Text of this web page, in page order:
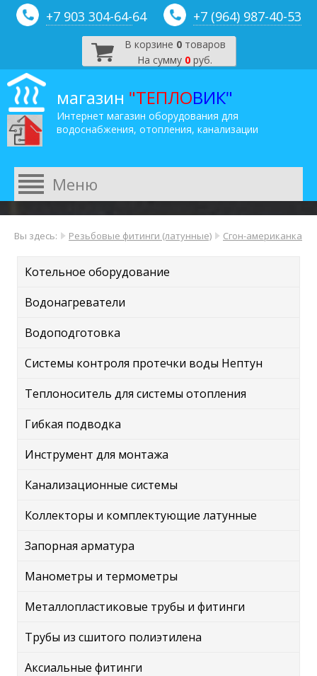
+7 903 304-64-64 +7 (964) 987-40-53
В корзине 0товаров
На сумму 0 руб.
магазин "ТЕПЛОВИК"
Интернет магазин оборудования для
водоснабжения, отопления, канализации
Вы здесь: Резьбовые фитинги (латунные) Сгон-американка
Котельное оборудование
Водонагреватели
Водоподготовка
Системы контроля протечки воды Нептун
Теплоноситель для системы отопления
Гибкая подводка
Инструмент для монтажа
Канализационные системы
Коллекторы и комплектующие латунные
Запорная арматура
Манометры и термометры
Металлопластиковые трубы и фитинги
Трубы из сшитого полиэтилена
Аксиальные фитинги